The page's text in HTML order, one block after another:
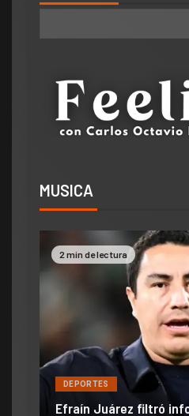
MUSICA
2 min de lectura
DEPORTES
Efraín Juárez filtró